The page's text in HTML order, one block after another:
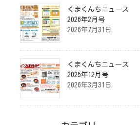
くまくんちニュース
2026年2月号
2026年7月31日
くまくんちニュース
2025年12月号
2026年3月31日